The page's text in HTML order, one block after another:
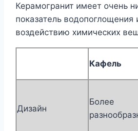
Керамогранит имеет очень
показатель
воздействию химических
Кафель
Дизайн
Более